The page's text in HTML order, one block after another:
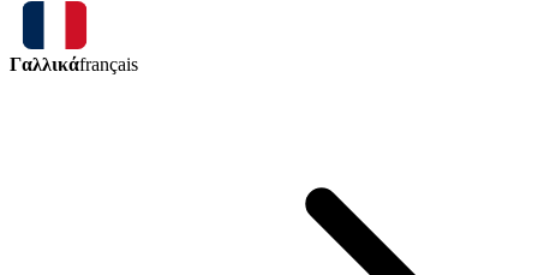
Γαλλικάfrançais